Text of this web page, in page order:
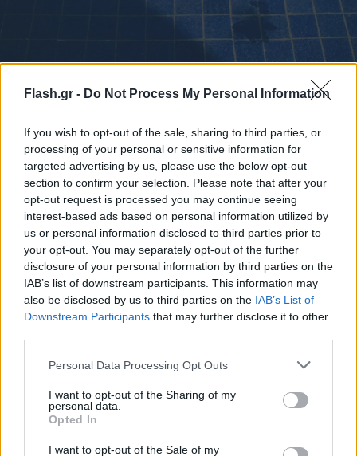
Flash.gr - Do Not Process My Personal Information
If you wish to opt-out of the sale, sharing to third parties, or
processing of your personal or sensitive information for
targeted advertising by us, please use the below opt-out
section to confirm your selection. Please note that after your
opt-out request is processed you may continue seeing
interest-based ads based on personal information utilized by
us or personal information disclosed to third parties prior to
your opt-out. You may separately opt-out of the further
disclosure of your personal information by third parties on the
IAB’s list of downstream participants. This information may
also be disclosed by us to third parties on the IAB’s List of
Downstream Participants that may further disclose it to other
Please note that this website/app uses one or more Google
not limited to your visit or usage behaviour. You may click to
grant or deny consent to Google and its third-party tags to
use your data for below specified purposes in below Google
consent section.
Personal Data Processing Opt Outs
I want to opt-out of the Sharing of my
personal data.
Opted In
I want to opt-out of the Sale of my
Πάρος: Τα μοιραία λεπτά πριν τον πνιγμό του
4χρονου σε πισίνα - «Κλειδί» η ύπαρξη
ναυαγοσώστη
09.08.2026 ΚΏΣΤΑΣ ΠΑΠΑΔΌΠΟΥΛΟΣ